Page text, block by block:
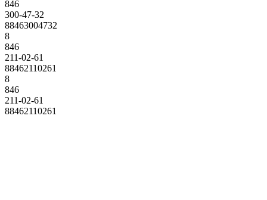
846
300-47-32
88463004732
8
846
211-02-61
88462110261
8
846
211-02-61
88462110261